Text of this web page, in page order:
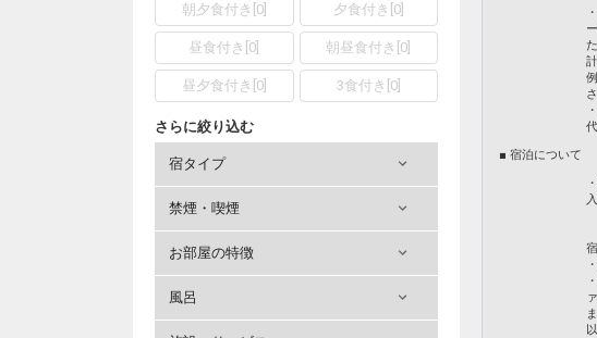
朝夕食付き 0] 夕食付き 0]
昼食付き 0 朝昼食付き 0
昼夕食付き 0] 3食付き 0]
さらに絞り込む
宿タイプ
禁煙・喫煙
お部屋の特徴
風呂
■ 宿泊について